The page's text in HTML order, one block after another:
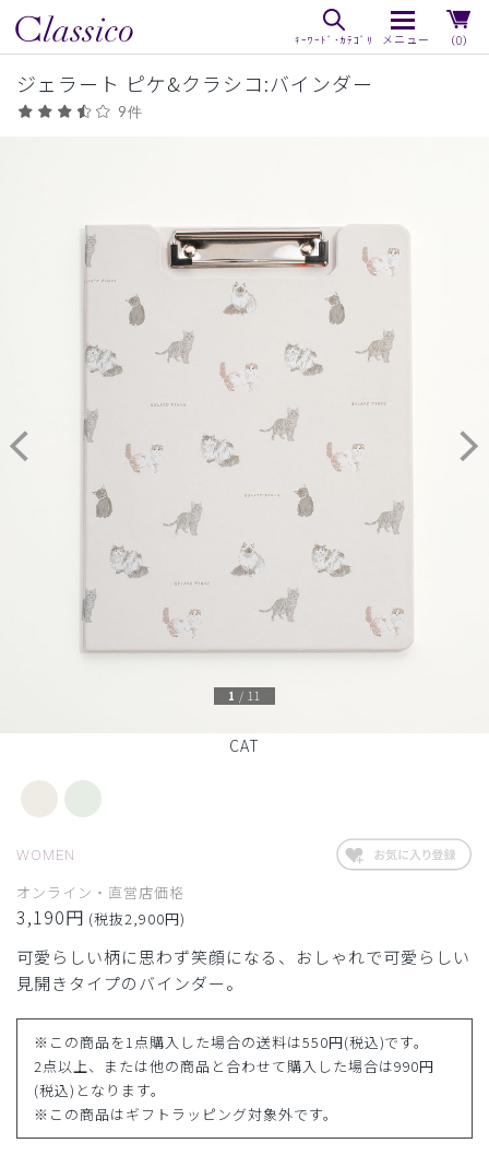
（0）
ジェラート ピケ&クラシコ:バインダー
9件
CAT
1 / 11
WOMEN
オンライン・直営店価格
3,190円 (税抜2,900円)
可愛らしい柄に思わず笑顔になる、おしゃれで可愛らしい
見開きタイプのバインダー。
※この商品を1点購入した場合の送料は550円(税込)です。
2点以上、または他の商品と合わせて購入した場合は990円
(税込)となります。
※この商品はギフトラッピング対象外です。